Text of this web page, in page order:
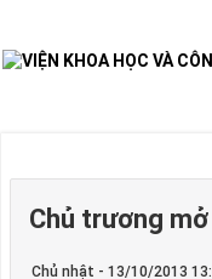
Chủ trương
Chủ nhật - 13/10/2013